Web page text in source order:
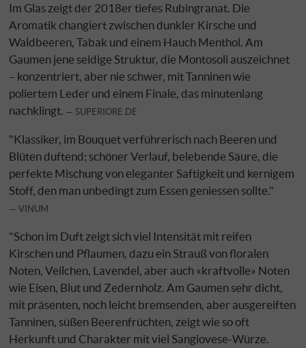
Im Glas zeigt der 2018er tiefes Rubingranat. Die
Aromatik changiert zwischen dunkler Kirsche und
Waldbeeren, Tabak und einem Hauch Menthol. Am
Gaumen jene seidige Struktur, die Montosoli auszeichnet
– konzentriert, aber nie schwer, mit Tanninen wie
poliertem Leder und einem Finale, das minutenlang
nachklingt.
SUPERIORE.DE
"Klassiker, im Bouquet verführerisch nach Beeren und
Blüten duftend; schöner Verlauf, belebende Säure, die
perfekte Mischung von eleganter Saftigkeit und kernigem
Stoff, den man unbedingt zum Essen geniessen sollte."
VINUM
"Schon im Duft zeigt sich viel Intensität mit reifen
Kirschen und Pflaumen, dazu ein Strauß von floralen
Noten, Veilchen, Lavendel, aber auch «kraftvolle» Noten
wie Eisen, Blut und Zedernholz. Am Gaumen sehr dicht,
mit präsenten, noch leicht bremsenden, aber ausgereiften
Tanninen, süßen Beerenfrüchten, zeigt wie so oft
Herkunft und Charakter mit viel Sangiovese-Würze.